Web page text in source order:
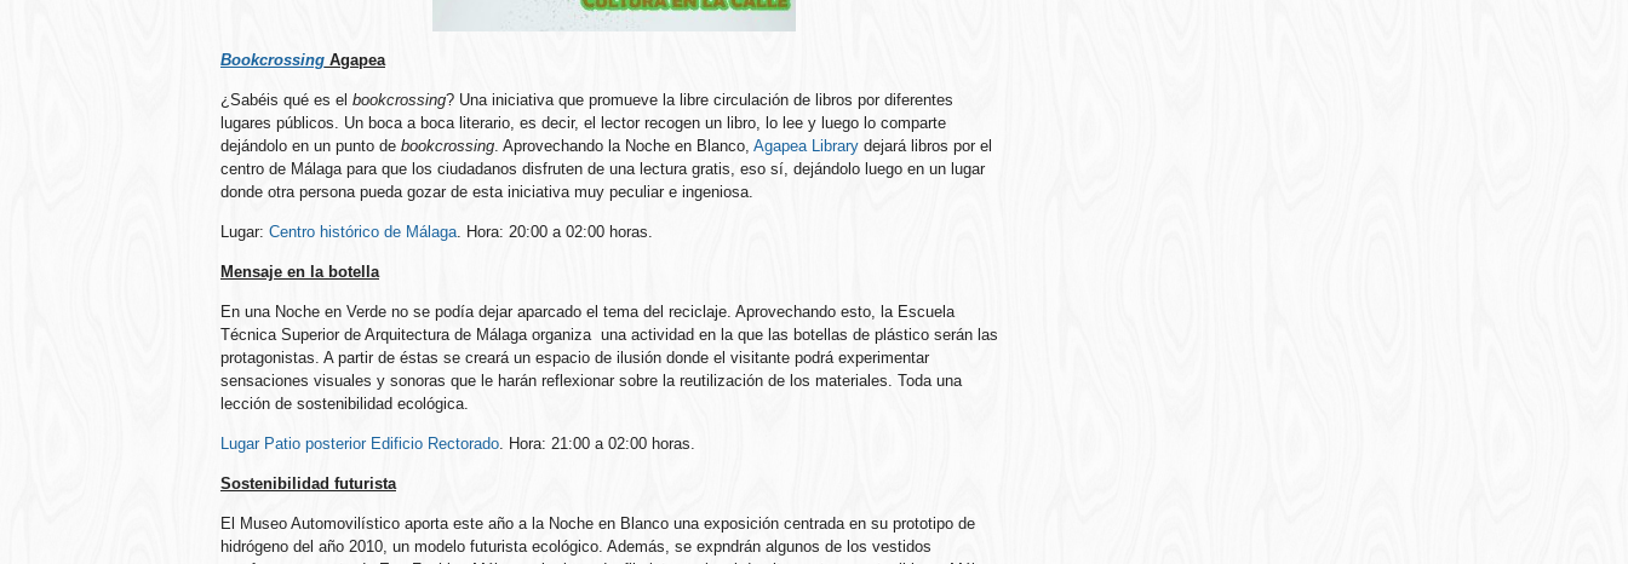
Bookcrossing Agapea
¿Sabéis qué es el bookcrossing? Una iniciativa que promueve la libre circulación de libros por diferentes
lugares públicos. Un boca a boca literario, es decir, el lector recogen un libro, lo lee y luego lo comparte
dejándolo en un punto de bookcrossing. Aprovechando la Noche en Blanco, Agapea Library dejará libros por el
centro de Málaga para que los ciudadanos disfruten de una lectura gratis, eso sí, dejándolo luego en un lugar
donde otra persona pueda gozar de esta iniciativa muy peculiar e ingeniosa.
Lugar: Centro histórico de Málaga. Hora: 20:00 a 02:00 horas.
Mensaje en la botella
En una Noche en Verde no se podía dejar aparcado el tema del reciclaje. Aprovechando esto, la Escuela
Técnica Superior de Arquitectura de Málaga organiza una actividad en la que las botellas de plástico serán las
protagonistas. A partir de éstas se creará un espacio de ilusión donde el visitante podrá experimentar
sensaciones visuales y sonoras que le harán reflexionar sobre la reutilización de los materiales. Toda una
lección de sostenibilidad ecológica.
Lugar Patio posterior Edificio Rectorado. Hora: 21:00 a 02:00 horas.
Sostenibilidad futurista
El Museo Automovilístico aporta este año a la Noche en Blanco una exposición centrada en su prototipo de
hidrógeno del año 2010, un modelo futurista ecológico. Además, se expndrán algunos de los vestidos